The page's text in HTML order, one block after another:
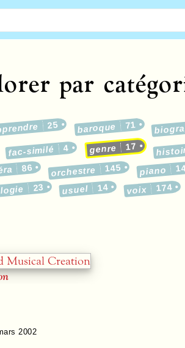
par
25 baroque 71
fac-similé 4 genre 17
86 orchestre 145 piano
23 usuel 14 voix 174
2002